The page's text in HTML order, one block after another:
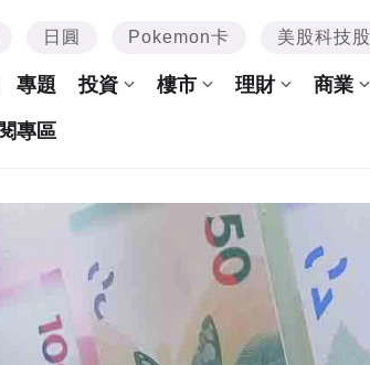
日圓 Pokemon卡 美股科技股
專題 投資 樓市 理財 商業
專區